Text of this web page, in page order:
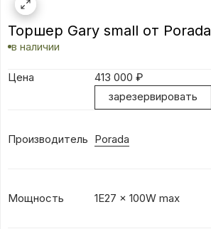
Торшер Gary small от Porada
в наличии
Цена 413 000 ₽
зарезервировать
Производитель Porada
Мощность 1E27 x 100W max